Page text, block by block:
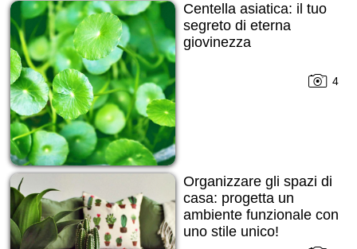
Centella asiatica: il tuo
segreto di eterna
giovinezza
4
Organizzare gli spazi di
casa: progetta un
ambiente funzionale con
uno stile unico!